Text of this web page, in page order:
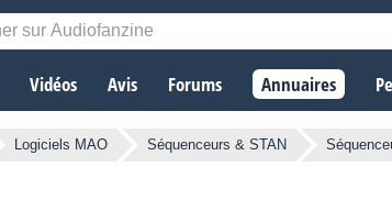
Vidéos Avis Forums Annuaires
Logiciels MAO Séquenceurs & STAN